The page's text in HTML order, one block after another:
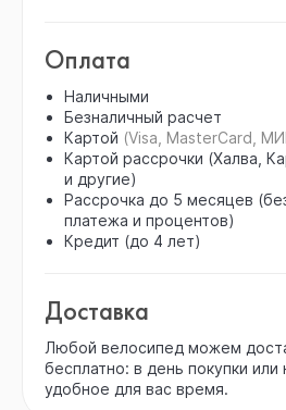
Оплата
Наличными
Безналичный расчет
Картой (Visa, MasterCard,
Картой рассрочки (Халва,
и другие)
Рассрочка до 5 месяцев
платежа и процентов)
Кредит (до 4 лет)
Доставка
Любой велосипед можем
бесплатно: в день покупки
удобное для вас время.